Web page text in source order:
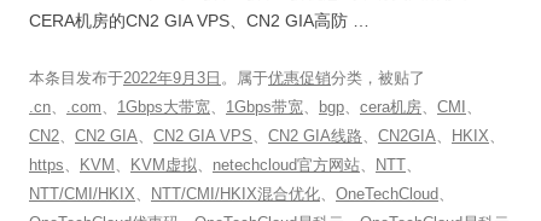
CERA机房的CN2 GIA VPS、CN2 GIA高防 …
本条目发布于2022年9月3日 。属于优惠促销分类，被贴了
.cn、 .com、 1Gbps大带宽、 1Gbps带宽、 bgp、 cera机房、 CMI 、
CN2、 CN2 GIA、 CN2 GIA VPS、 CN2 GIA线路、 CN2GIA、 HKIX、
https、 KVM 、 KVM虚拟、 netechcloud官方网站、 NTT、
NTT/CMI/HKIX、 NTT/CMI/HKIX混合优化、 OneTechCloud、